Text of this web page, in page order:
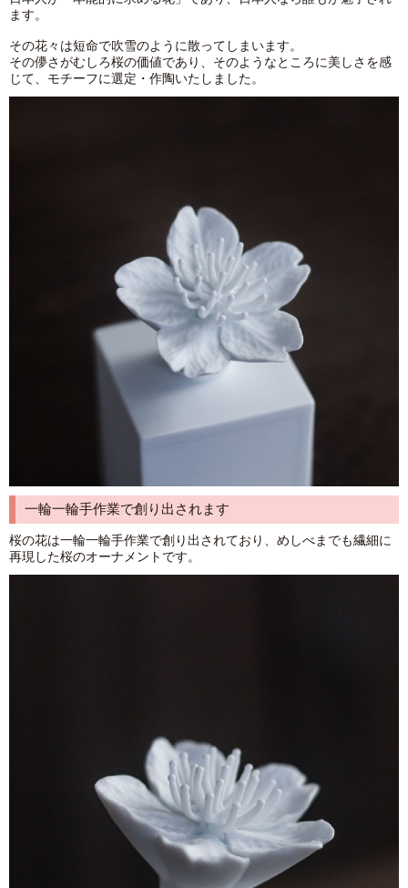
ます。
その花々は短命で吹雪のように散ってしまいます。
その儚さがむしろ桜の価値であり、そのようなところに美しさを感
じて、モチーフに選定・作陶いたしました。
一輪一輪手作業で創り出されます
桜の花は一輪一輪手作業で創り出されており、めしべまでも繊細に
再現した桜のオーナメントです。